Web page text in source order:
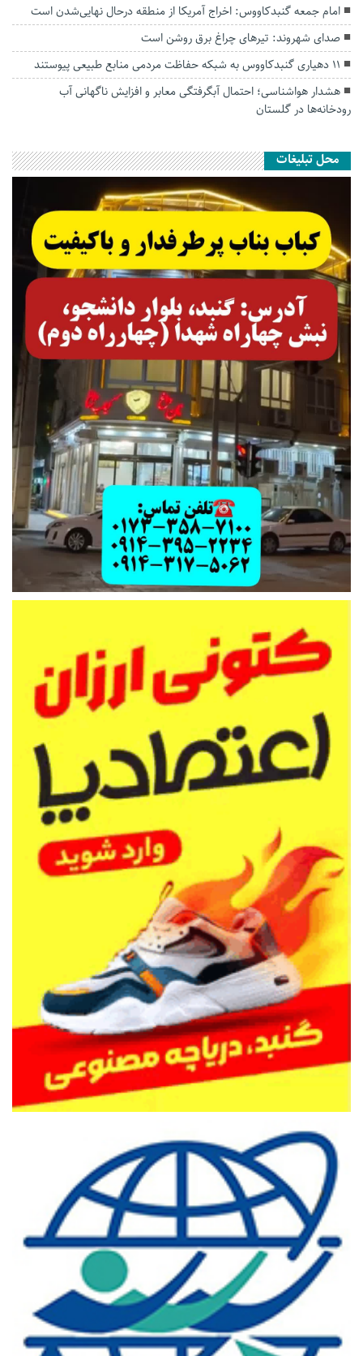
امام جمعه گنبدکاووس: اخراج آمریکا از منطقه درحال نهایی‌شدن است
صدای شهروند: تیرهای چراغ برق روشن است
۱۱ دهیاری گنبدکاووس به شبکه حفاظت مردمی منابع طبیعی پیوستند
هشدار هواشناسی؛ احتمال آبگرفتگی معابر و افزایش ناگهانی آب
رودخانه‌ها در گلستان
محل تبلیغات